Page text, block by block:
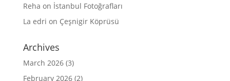
Reha on İstanbul Fotoğrafları
La edri on Çeşnigir Köprüsü
Archives
March 2026(3)
February 2026(2)